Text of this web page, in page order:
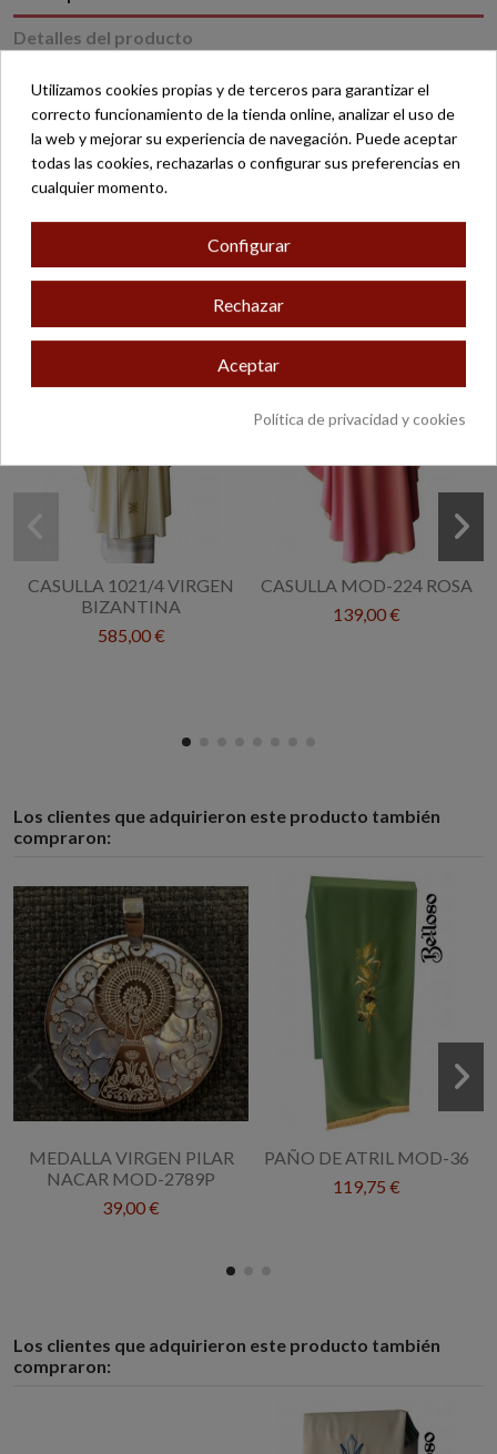
Detalles del producto
Con la garantía de Belloso desde 1893. Tiendas en Valencia,
Madrid y Zaragoza.
16 otros productos en la misma categoría:
CASULLA 1021/4 VIRGEN
BIZANTINA
585,00 €
CASULLA MOD-224 ROSA
139,00 €
Los clientes que adquirieron este producto también
compraron:
MEDALLA VIRGEN PILAR
NACAR MOD-2789P
39,00 €
PAÑO DE ATRIL MOD-36
119,75 €
Los clientes que adquirieron este producto también
compraron:
Utilizamos cookies propias y de terceros para garantizar el
correcto funcionamiento de la tienda online, analizar el uso de
la web y mejorar su experiencia de navegación. Puede aceptar
todas las cookies, rechazarlas o configurar sus preferencias en
cualquier momento.
Configurar
Rechazar
Aceptar
Política de privacidad y cookies